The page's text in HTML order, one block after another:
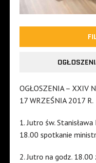
OGŁOSZENIA – XXIV
17 WRZEŚNIA 2017 R.
1. Jutro św.
18.00 spotkanie
2. Jutro na godz. 18.00